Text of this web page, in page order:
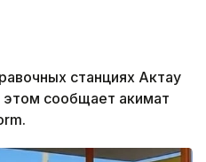
станциях Актау
этом сообщает акимат